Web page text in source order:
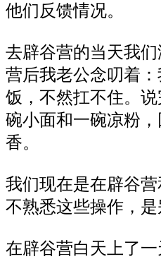
他们反馈情况。
去辟谷营的当天我
营后我老公念叨着
饭，不然扛不住。
碗小面和一碗凉粉
香。
我们现在是在辟谷
不熟悉这些操作，是
在辟谷营白天上了